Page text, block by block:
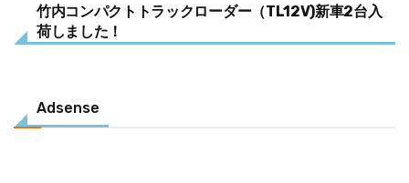
竹内コンパクトトラックローダー（TL12V)新車2台入
荷しました！
Adsense